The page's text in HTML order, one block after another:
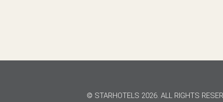
© STARHOTELS 2026. ALL RIGHTS